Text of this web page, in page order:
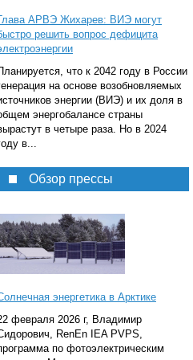
АРВЭ Жихарев: ВИЭ могут
решить вопрос дефицита
что к 2042 году в России
на основе возобновляемых
энергии (ВИЭ) и их доля в
энергобалансе страны
в четыре раза. Но в 2024
в...
Обзор прессы
энергетика в Арктике
февраля 2026 г, Владимир
RenEn IEA PVPS,
по фотоэлектрическим